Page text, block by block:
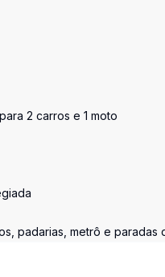
2 carros e 1 moto
padarias, metrô e paradas